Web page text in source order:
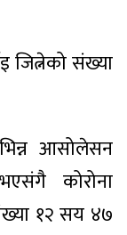
जित्नेको संख्या
आसोलेसन
कोरोना
१२ सय ४७